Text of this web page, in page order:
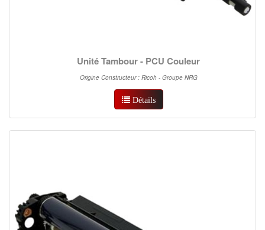
Unité Tambour - PCU Couleur
Origine Constructeur : Ricoh - Groupe NRG
Détails